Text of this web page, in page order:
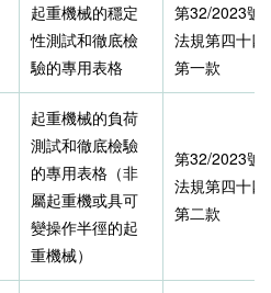
起重機械的穩定
性測試和徹底檢
驗的專用表格
第32/2023號
法規第四十四
第一款
起重機械的負荷
測試和徹底檢驗
的專用表格（非
屬起重機或具可
變操作半徑的起
重機械）
第32/2023號
法規第四十四
第二款